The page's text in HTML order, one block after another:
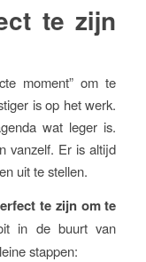
te zijn
moment” om te
is op het werk.
wat leger is.
vanzelf. Er is altijd
uit te stellen.
te zijn om te
in de buurt van
stappen: